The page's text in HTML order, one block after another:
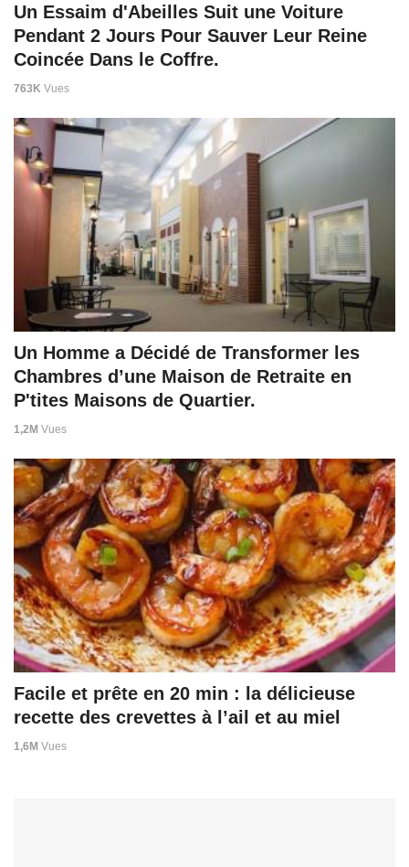
Un Essaim d'Abeilles Suit une Voiture
Pendant 2 Jours Pour Sauver Leur Reine
Coincée Dans le Coffre.
763K Vues
Un Homme a Décidé de Transformer les
Chambres d’une Maison de Retraite en
P'tites Maisons de Quartier.
1,2M Vues
Facile et prête en 20 min : la délicieuse
recette des crevettes à l’ail et au miel
1,6M Vues